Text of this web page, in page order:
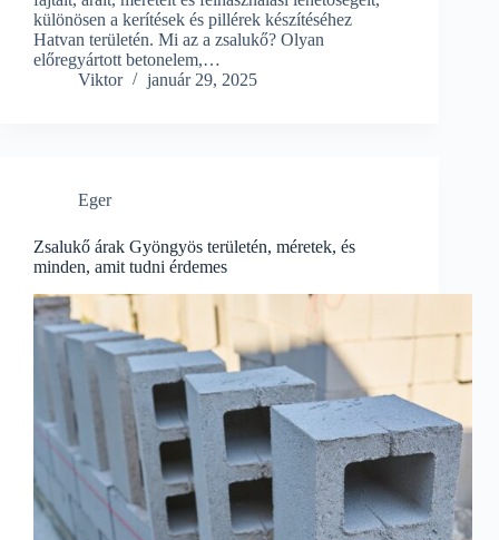
különösen a kerítések és pillérek készítéséhez
Hatvan területén. Mi az a zsalukő? Olyan
előregyártott betonelem,…
Viktor
január 29, 2025
Eger
Zsalukő árak Gyöngyös területén, méretek, és
minden, amit tudni érdemes